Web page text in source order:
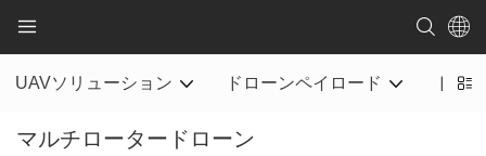
UAVソリューション ドローンペイロード ドロ
マルチロータードローン